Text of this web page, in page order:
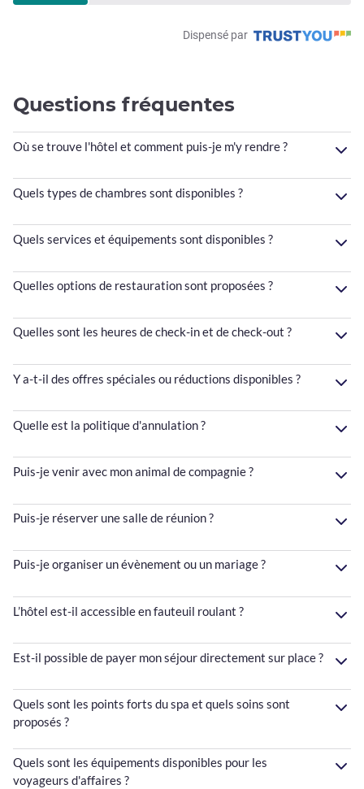
Dispensé par
Questions fréquentes
Où se trouve l'hôtel et comment puis-je m'y rendre ?
Quels types de chambres sont disponibles ?
Quels services et équipements sont disponibles ?
Quelles options de restauration sont proposées ?
Quelles sont les heures de check-in et de check-out ?
Y a-t-il des offres spéciales ou réductions disponibles ?
Quelle est la politique d'annulation ?
Puis-je venir avec mon animal de compagnie ?
Puis-je réserver une salle de réunion ?
Puis-je organiser un évènement ou un mariage ?
L’hôtel est-il accessible en fauteuil roulant ?
Est-il possible de payer mon séjour directement sur place ?
Quels sont les points forts du spa et quels soins sont
proposés ?
Quels sont les équipements disponibles pour les
voyageurs d'affaires ?